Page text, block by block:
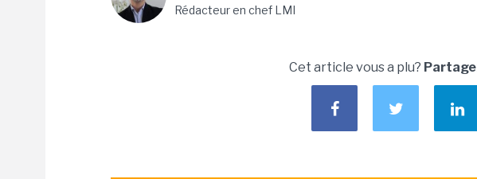
Rédacteur en chef LMI
Cet article vous a plu?